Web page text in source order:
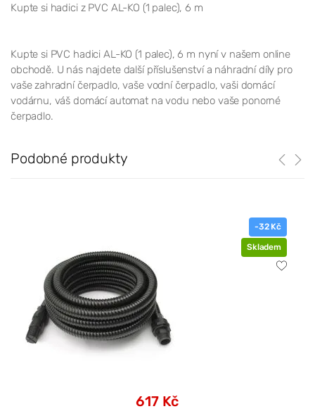
Kupte si hadici z PVC AL-KO (1 palec), 6 m
Kupte si PVC hadici AL-KO (1 palec), 6 m nyní v našem online
obchodě. U nás najdete další příslušenství a náhradní díly pro
vaše zahradní čerpadlo, vaše vodní čerpadlo, vaši domácí
vodárnu, váš domácí automat na vodu nebo vaše ponorné
čerpadlo.
Podobné produkty
-32 Kč
Skladem
617 Kč